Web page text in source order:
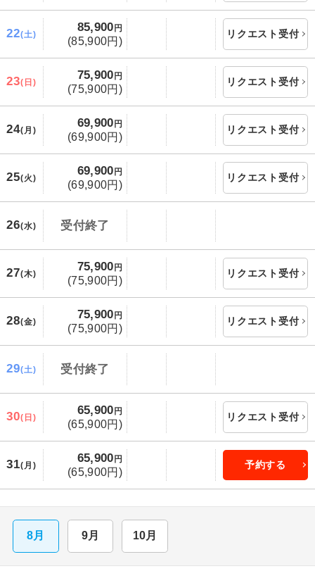
22(土)
85,900 円
(85,900円)
リクエスト受付
23(日)
75,900 円
(75,900円)
リクエスト受付
24(月)
69,900 円
(69,900円)
リクエスト受付
25(火)
69,900 円
(69,900円)
リクエスト受付
26(水) 受付終了
27(木)
75,900 円
(75,900円)
リクエスト受付
28(金)
75,900 円
(75,900円)
リクエスト受付
29(土) 受付終了
30(日)
65,900 円
(65,900円)
リクエスト受付
31(月)
65,900 円
(65,900円)
予約する
8月 9月 10月